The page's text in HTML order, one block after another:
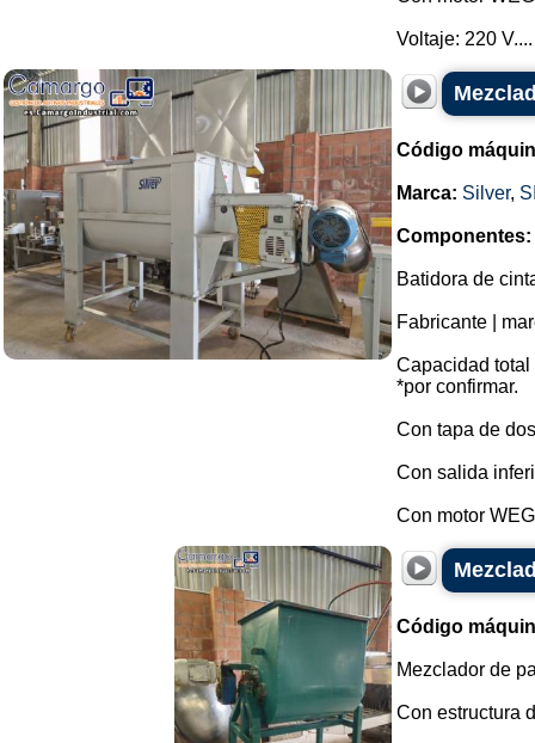
Voltaje: 220 V....
Código
Marca: Silver,
Componentes:
Batidora de
Fabricante |
Capacidad
*por confirmar.
Con tapa de
Con salida
Con motor
Código
Mezclador de
Con estructura